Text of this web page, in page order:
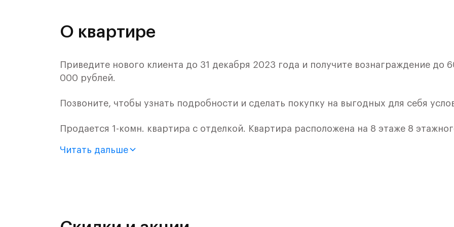
О квартире
Приведите нового клиента до 31 декабря 2023 года и получите вознаграждение до
000 рублей.
Позвоните, чтобы узнать подробности и сделать покупку на выгодных для себя
Продается 1-комн. квартира с отделкой. Квартира расположена на 8 этаже 8
«Самолет».
и Подушкинским лесами.
Читать дальше